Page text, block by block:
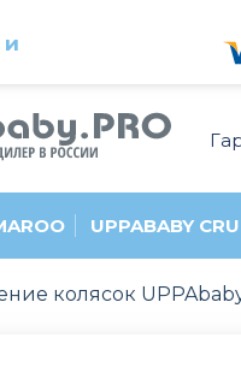
и
UPPABABY
колясок